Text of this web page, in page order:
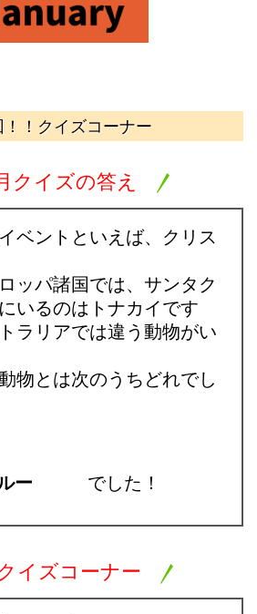
！！クイズコーナー
クイズの答え
ベントといえば、クリス
ッパ諸国では、サンタク
いるのはトナカイです
ラリアでは違う動物がい
物とは次のうちどれでし
ー でした！
イズコーナー